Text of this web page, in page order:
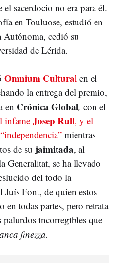
sacerdocio no era para él.
en Touluose, estudió en
Autónoma, cedió su
de Lérida.
Omnium Cultural en el
la entrega del premio,
en Crónica Global, con el
infame Josep Rull, y el
mientras
de su jaimitada, al
Generalitat, se ha llevado
del todo la
Font, de quien estos
en todas partes, pero retrata
incorregibles que
finezza.